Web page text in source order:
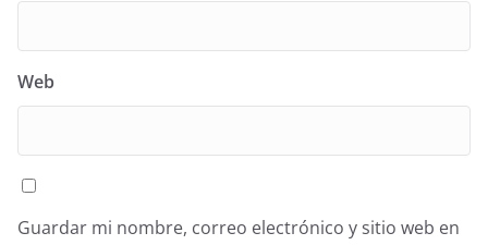
Web
Guardar mi nombre, correo electrónico y sitio web en